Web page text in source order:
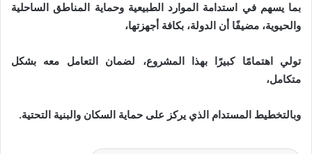
بما يسهم في استدامة الموارد الطبيعية وحماية المناطق الساحلية
والحيوية، مضيفًا أن الدولة، بكافة أجهزتها،
تولي اهتمامًا كبيرًا بهذا المشروع، لضمان التعامل معه بشكل
متكامل،
وبالتخطيط المستدام الذي يركز على حماية السكان والبنية التحتية.